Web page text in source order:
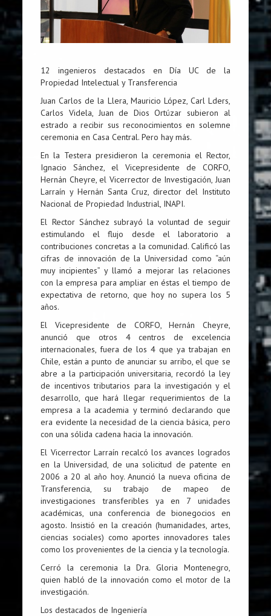
12 ingenieros destacados en Día UC de la
Propiedad Intelectual y Transferencia
Juan Carlos de la Llera, Mauricio López, Carl Lders,
Carlos Videla, Juan de Dios Ortúzar subieron al
estrado a recibir sus reconocimientos en solemne
ceremonia en Casa Central. Pero hay más.
En la Testera presidieron la ceremonia el Rector,
Ignacio Sánchez, el Vicepresidente de CORFO,
Hernán Cheyre, el Vicerrector de Investigación, Juan
Larraín y Hernán Santa Cruz, director del Instituto
Nacional de Propiedad Industrial, INAPI.
El Rector Sánchez subrayó la voluntad de seguir
estimulando el flujo desde el laboratorio a
contribuciones concretas a la comunidad. Calificó las
cifras de innovación de la Universidad como “aún
muy incipientes” y llamó a mejorar las relaciones
con la empresa para ampliar en éstas el tiempo de
expectativa de retorno, que hoy no supera los 5
años.
El Vicepresidente de CORFO, Hernán Cheyre,
anunció que otros 4 centros de excelencia
internacionales, fuera de los 4 que ya trabajan en
Chile, están a punto de anunciar su arribo, el que se
abre a la participación universitaria, recordó la ley
de incentivos tributarios para la investigación y el
desarrollo, que hará llegar requerimientos de la
empresa a la academia y terminó declarando que
era evidente la necesidad de la ciencia básica, pero
con una sólida cadena hacia la innovación.
El Vicerrector Larraín recalcó los avances logrados
en la Universidad, de una solicitud de patente en
2006 a 20 al año hoy. Anunció la nueva oficina de
Transferencia, su trabajo de mapeo de
investigaciones transferibles ya en 7 unidades
académicas, una conferencia de bionegocios en
agosto. Insistió en la creación (humanidades, artes,
ciencias sociales) como aportes innovadores tales
como los provenientes de la ciencia y la tecnología.
Cerró la ceremonia la Dra. Gloria Montenegro,
quien habló de la innovación como el motor de la
investigación.
Los destacados de Ingeniería